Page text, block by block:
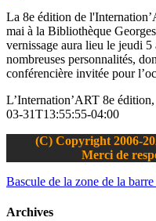
La 8e édition de
mai à la Bibliothèque
vernissage aura lieu le jeudi 5
nombreuses personnalités,
conférencière invitée pour
L’Internation’ART 8e
03-31T13:55:55-04:00
(C) Copyright 2006-
Merci de
Bascule de la zone de la
Archives